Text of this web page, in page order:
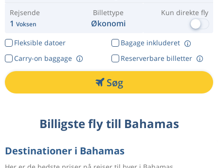
Rejsende
1 Voksen
Billettype
Økonomi
Kun direkte fly
Fleksible datoer
Bagage inkluderet
Reserverbare billetter
Carry-on baggage
Søg
Billigste fly till Bahamas
Destinationer i Bahamas